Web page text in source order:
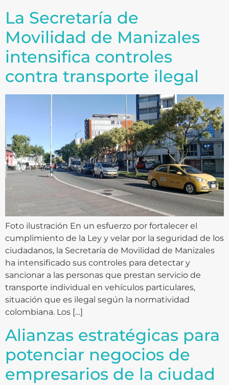
La Secretaría de
Movilidad de Manizales
intensifica controles
contra transporte ilegal
Foto ilustración En un esfuerzo por fortalecer el
cumplimiento de la Ley y velar por la seguridad de los
ciudadanos, la Secretaría de Movilidad de Manizales
ha intensificado sus controles para detectar y
sancionar a las personas que prestan servicio de
transporte individual en vehículos particulares,
situación que es ilegal según la normatividad
colombiana. Los […]
Alianzas estratégicas para
potenciar negocios de
empresarios de la ciudad